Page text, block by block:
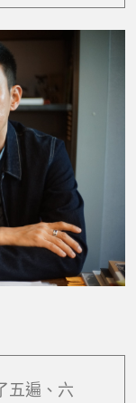
五遍、六